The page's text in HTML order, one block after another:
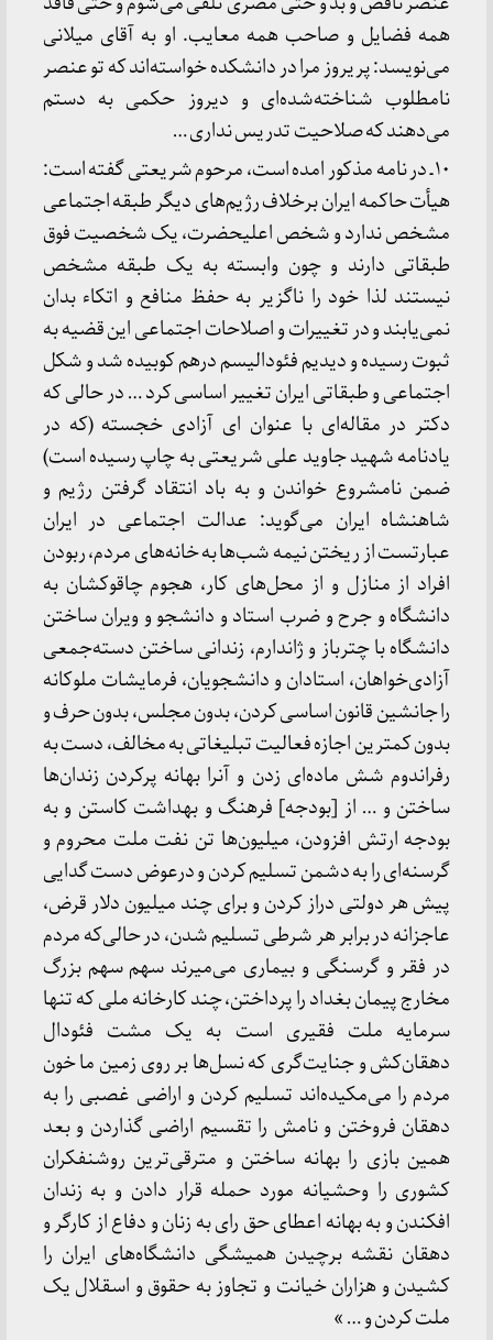
همه فضایل و صاحب همه معایب. او به آقای میلانی
می‌نویسد: پریروز مرا در دانشکده خواسته‌اند که تو عنصر
نامطلوب شناخته‌شده‌ای و دیروز حکمی به دستم
می‌دهند که صلاحیت تدریس نداری …
۱۰ ـ در نامه مذکور امده است، مرحوم شریعتی گفته است:
هیأت حاکمه ایران برخلاف رژیم‌های دیگر طبقه اجتماعی
مشخص ندارد و شخص اعلیحضرت، یک شخصیت فوق
طبقاتی دارند و چون وابسته به یک طبقه مشخص
نیستند لذا خود را ناگزیر به حفظ منافع و اتکاء بدان
نمی‌یابند و در تغییرات و اصلاحات اجتماعی این قضیه به
ثبوت رسیده و دیدیم فئودالیسم درهم کوبیده شد و شکل
اجتماعی و طبقاتی ایران تغییر اساسی کرد … در حالی که
دکتر در مقاله‌ای با عنوان ای آزادی خجسته (که در
یادنامه شهید جاوید علی شریعتی به چاپ رسیده است)
ضمن نامشروع خواندن و به باد انتقاد گرفتن رژیم و
شاهنشاه ایران می‌گوید: عدالت اجتماعی در ایران
عبارتست از ریختن نیمه شب‌ها به خانه‌های مردم، ربودن
افراد از منازل و از محل‌های کار، هجوم چاقوکشان به
دانشگاه و جرح و ضرب استاد و دانشجو و ویران ساختن
دانشگاه با چترباز و ژاندارم، زندانی ساختن دسته‌جمعی
آزادی‌خواهان، استادان و دانشجویان، فرمایشات ملوکانه
را جانشین قانون اساسی کردن، بدون مجلس، بدون حرف و
بدون کمترین اجازه فعالیت تبلیغاتی به مخالف، دست به
رفراندوم شش ماده‌ای زدن و آنرا بهانه پرکردن زندان‌ها
ساختن و … از [بودجه] فرهنگ و بهداشت کاستن و به
بودجه ارتش افزودن، میلیون‌ها تن نفت ملت محروم و
گرسنه‌ای را به دشمن تسلیم کردن و درعوض دست گدایی
پیش هر دولتی دراز کردن و برای چند میلیون دلار قرض،
عاجزانه در برابر هر شرطی تسلیم شدن، در حالی‌که مردم
در فقر و گرسنگی و بیماری می‌میرند سهم سهم بزرگ
مخارج پیمان بغداد را پرداختن، چند کارخانه ملی که تنها
سرمایه ملت فقیری است به یک مشت فئودال
دهقان‌کش و جنایت‌گری که نسل‌ها بر روی زمین ما خون
مردم را می‌مکیده‌اند تسلیم کردن و اراضی غصبی را به
دهقان فروختن و نامش را تقسیم اراضی گذاردن و بعد
همین بازی را بهانه ساختن و مترقی‌ترین روشنفکران
کشوری را وحشیانه مورد حمله قرار دادن و به زندان
افکندن و به بهانه اعطای حق رای به زنان و دفاع از کارگر و
دهقان نقشه برچیدن همیشگی دانشگاه‌های ایران را
کشیدن و هزاران خیانت و تجاوز به حقوق و اسقلال یک
ملت کردن و … »